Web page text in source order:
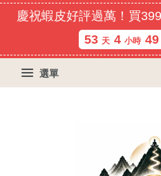
慶祝蝦皮好評過萬！買
53 天 4 小時 49
選單